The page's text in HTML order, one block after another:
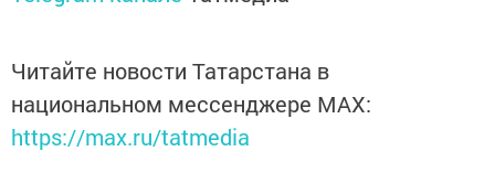
Читайте новости Татарстана в
национальном мессенджере MАХ:
https://max.ru/tatmedia